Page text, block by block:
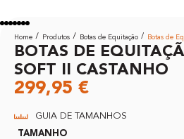
Home Produtos Botas de Equitação Botas de
BOTAS DE
SOFT II CASTANHO
299,95 €
GUIA DE TAMANHOS
TAMANHO